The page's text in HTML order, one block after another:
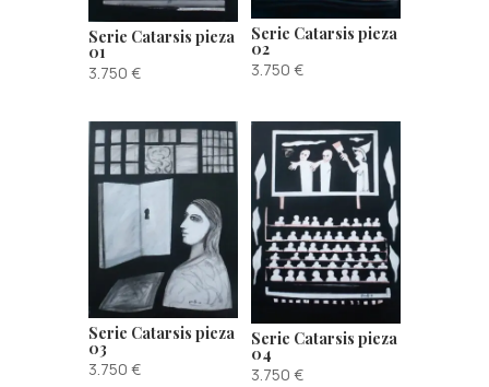
Serie Catarsis pieza
01
3.750 €
Serie Catarsis pieza
02
3.750 €
Serie Catarsis pieza
03
3.750 €
Serie Catarsis pieza
04
3.750 €